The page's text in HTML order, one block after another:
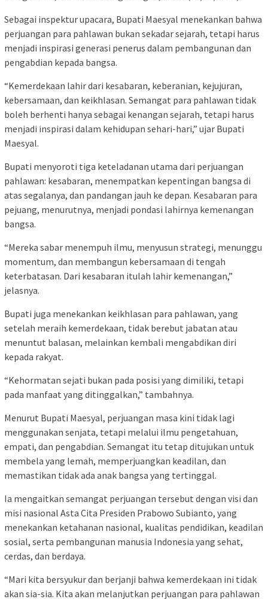
Sebagai inspektur upacara, Bupati Maesyal menekankan bahwa
perjuangan para pahlawan bukan sekadar sejarah, tetapi harus
menjadi inspirasi generasi penerus dalam pembangunan dan
pengabdian kepada bangsa.
“Kemerdekaan lahir dari kesabaran, keberanian, kejujuran,
kebersamaan, dan keikhlasan. Semangat para pahlawan tidak
boleh berhenti hanya sebagai kenangan sejarah, tetapi harus
menjadi inspirasi dalam kehidupan sehari-hari,” ujar Bupati
Maesyal.
Bupati menyoroti tiga keteladanan utama dari perjuangan
pahlawan: kesabaran, menempatkan kepentingan bangsa di
atas segalanya, dan pandangan jauh ke depan. Kesabaran para
pejuang, menurutnya, menjadi pondasi lahirnya kemenangan
bangsa.
“Mereka sabar menempuh ilmu, menyusun strategi, menunggu
momentum, dan membangun kebersamaan di tengah
keterbatasan. Dari kesabaran itulah lahir kemenangan,”
jelasnya.
Bupati juga menekankan keikhlasan para pahlawan, yang
setelah meraih kemerdekaan, tidak berebut jabatan atau
menuntut balasan, melainkan kembali mengabdikan diri
kepada rakyat.
“Kehormatan sejati bukan pada posisi yang dimiliki, tetapi
pada manfaat yang ditinggalkan,” tambahnya.
Menurut Bupati Maesyal, perjuangan masa kini tidak lagi
menggunakan senjata, tetapi melalui ilmu pengetahuan,
empati, dan pengabdian. Semangat itu tetap ditujukan untuk
membela yang lemah, memperjuangkan keadilan, dan
memastikan tidak ada anak bangsa yang tertinggal.
Ia mengaitkan semangat perjuangan tersebut dengan visi dan
misi nasional Asta Cita Presiden Prabowo Subianto, yang
menekankan ketahanan nasional, kualitas pendidikan, keadilan
sosial, serta pembangunan manusia Indonesia yang sehat,
cerdas, dan berdaya.
“Mari kita bersyukur dan berjanji bahwa kemerdekaan ini tidak
akan sia-sia. Kita akan melanjutkan perjuangan para pahlawan